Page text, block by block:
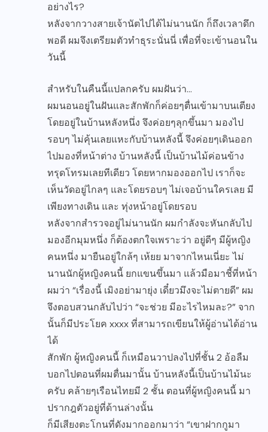
อย่างไร?
หลังจากวางสายเจ้านัตไปได้ไม่นานนัก ก็ถึงเวลาดึก
พอดี ผมจึงเตรียมตัวทำธุระนั่นนี่ เพื่อที่จะเข้านอนใน
วันนี้
สำหรับในคืนนี้แปลกครับ ผมฝันว่า…
ผมนอนอยู่ในฝันและสักพักก็ค่อยๆตื่นเข้ามาบนเตียง
โดยอยู่ในบ้านหลังหนึ่ง จึงค่อยๆลุกขึ้นมา มองไป
รอบๆ ไม่คุ้นเลยแหะกับบ้านหลังนี้ จึงค่อยๆเดินออก
ไปมองที่หน้าต่าง บ้านหลังนี้ เป็นบ้านไม้ค่อนข้าง
ทรุดโทรมเลยทีเดียว โดยหากมองออกไป เราก็จะ
เห็นวัดอยู่ไกลๆ และโดยรอบๆ ไม่เจอบ้านใครเลย มี
เพียงทางเดิน และ ทุ่งหน้าอยู่โดยรอบ
หลังจากสำรวจอยู่ไม่นานนัก ผมกำลังจะหันกลับไป
มองอีกมุมหนึ่ง ก็ต้องตกใจเพราะว่า อยู่ดีๆ มีผู้หญิง
คนหนึ่ง มายืนอยู่ใกล้ๆ เห้ยย มาจากไหนเนี่ยะ ไม่
นานนักผู้หญิงคนนี้ ยกแขนขึ้นมา แล้วมือมาชี้ที่หน้า
ผมว่า “เรื่องนี้ เมิงอย่ามายุ่ง เดี๋ยวมึงจะไม่ตายดี” ผม
จึงตอบสวนกลับไปว่า “จะช่วย มีอะไรไหมละ?” จาก
นั้นก็มีประโยค xxxx ที่สามารถเขียนให้ผู้อ่านได้อ่าน
ได้
สักพัก ผู้หญิงคนนี้ ก็เหมือนวาปลงไปที่ชั้น 2 อ้อลืม
บอกไปตอนที่ผมตื่นมานั้น บ้านหลังนี้เป็นบ้านไม้นะ
ครับ คล้ายๆเรือนไทยมี 2 ชั้น ตอนที่ผู้หญิงคนนี้ มา
ปรากฎตัวอยู่ที่ด้านล่างนั้น
ก็มีเสียงตะโกนที่ดังมากออกมาว่า “เขาฝากกูมา